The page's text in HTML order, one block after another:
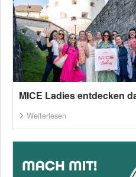
MICE Ladies entdecken
Weiterlesen